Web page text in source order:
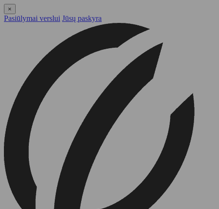
×
Pasiūlymai verslui Jūsų paskyra